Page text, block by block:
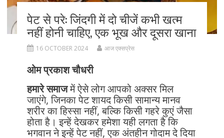
पेट से परे: जिंदगी में दो चीजें कभी खत्म
नहीं होनी चाहिए, एक भूख और दूसरा खाना
16 OCTOBER 2024 आज एक्सप्रेस
ओम प्रकाश चौधरी
हमारे समाजमें ऐसे लोग आपको अक्सर मिल
जाएंगे, जिनका पेट शायद किसी सामान्य मानव
शरीर का हिस्सा नहीं, बल्कि किसी गहरे कुएं जैसा
होता है। इन्हें देखकर हमेशा यही लगता है कि
भगवान ने इन्हें पेट नहीं, एक अंतहीन गोदाम दे दिया